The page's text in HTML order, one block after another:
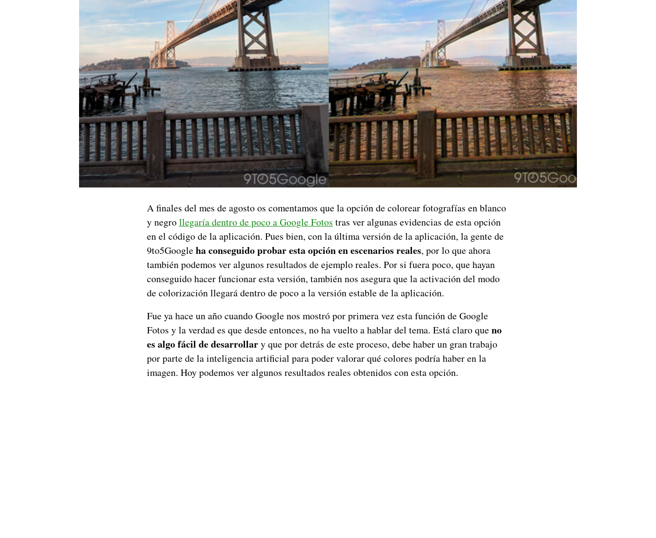
A finales del mes de agosto os comentamos que la opción de colorear fotografías en blanco
y negrollegaría dentro de poco a Google Fotos tras ver algunas evidencias de esta opción
en el código de la aplicación. Pues bien, con la última versión de la aplicación, la gente de
9to5Google ha conseguido probar esta opción en escenarios reales, por lo que ahora
también podemos ver algunos resultados de ejemplo reales. Por si fuera poco, que hayan
conseguido hacer funcionar esta versión, también nos asegura que la activación del modo
de colorización llegará dentro de poco a la versión estable de la aplicación.
Fue ya hace un año cuando Google nos mostró por primera vez esta función de Google
Fotos y la verdad es que desde entonces, no ha vuelto a hablar del tema. Está claro que no
es algo fácil de desarrollary que por detrás de este proceso, debe haber un gran trabajo
por parte de la inteligencia artificial para poder valorar qué colores podría haber en la
imagen. Hoy podemos ver algunos resultados reales obtenidos con esta opción.